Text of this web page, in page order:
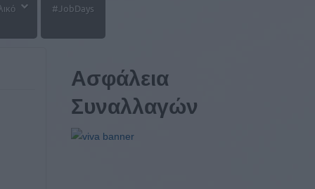
#JobDays
Ασφάλεια
Συναλλαγών